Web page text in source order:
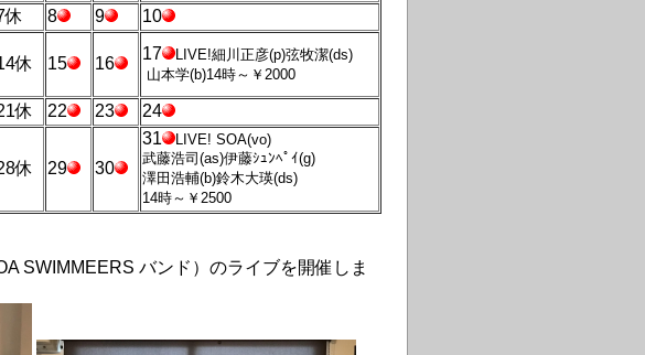
休 8 9
10
休 15 16
17
LIVE!細川正彦(p)弦牧潔(ds)
山本学(b)14時～￥2000
休 22 23
24
休 29 30
31
LIVE! SOA(vo)
武藤浩司(as)伊藤ｼｭﾝﾍﾟｲ(g)
澤田浩輔(b)鈴木大瑛(ds)
14時～￥2500
SWIMMEERS バンド）のライブを開催しま